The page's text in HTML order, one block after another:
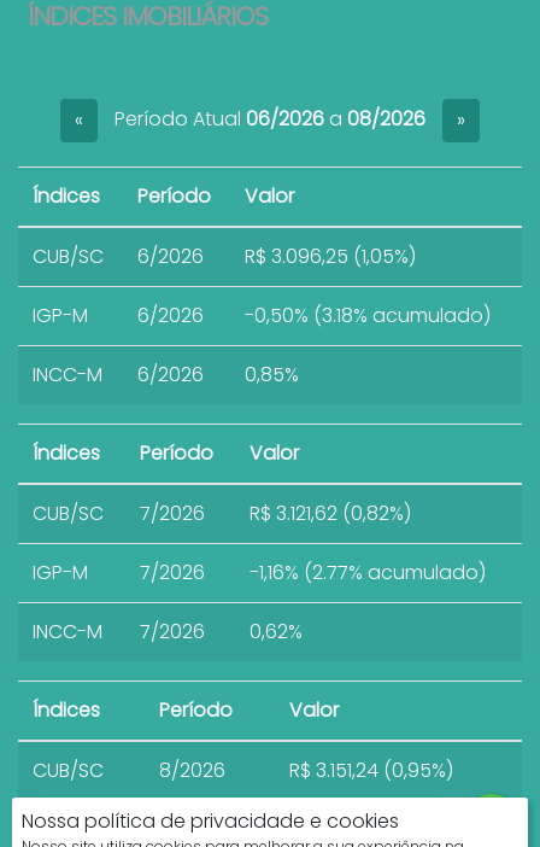
Nossa política de privacidade e cookies
ÍNDICES IMOBILIÁRIOS
« Período Atual 06/2026a 08/2026 »
Índices Período Valor
CUB/SC 6/2026 R$ 3.096,25 (1,05%)
IGP-M 6/2026 -0,50% (3.18% acumulado)
INCC-M 6/2026 0,85%
Índices Período Valor
CUB/SC 7/2026 R$ 3.121,62 (0,82%)
IGP-M 7/2026 -1,16% (2.77% acumulado)
INCC-M 7/2026 0,62%
Índices Período Valor
CUB/SC 8/2026 R$ 3.151,24 (0,95%)